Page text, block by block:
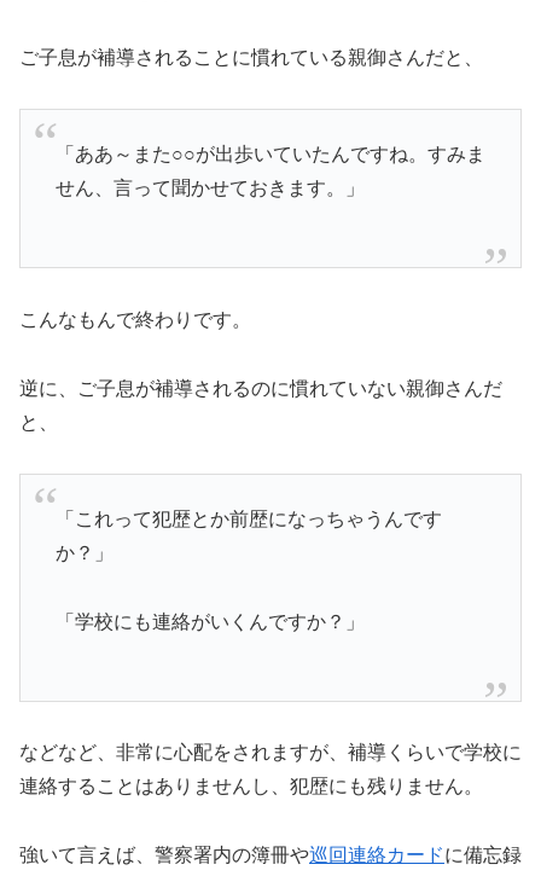
ご子息が補導されることに慣れている親御さんだと、
「ああ～また○○が出歩いていたんですね。すみま
せん、言って聞かせておきます。」
こんなもんで終わりです。
逆に、ご子息が補導されるのに慣れていない親御さんだ
と、
「これって犯歴とか前歴になっちゃうんです
か？」
「学校にも連絡がいくんですか？」
などなど、非常に心配をされますが、補導くらいで学校に
連絡することはありませんし、犯歴にも残りません。
強いて言えば、警察署内の簿冊や巡回連絡カードに備忘録